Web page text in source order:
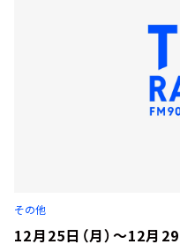
その他
12月25日（月）～12月